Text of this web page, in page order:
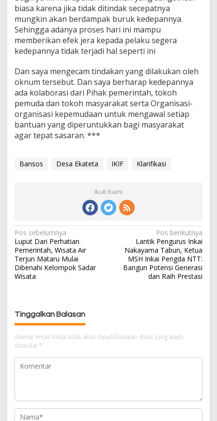
biasa karena jika tidak ditindak secepatnya
mungkin akan berdampak buruk kedepannya.
Sehingga adanya proses hari ini mampu
memberikan efek jera kepada pelaku segera
kedepannya tidak terjadi hal seperti ini
Dan saya mengecam tindakan yang dilakukan oleh
oknum tersebut. Dan saya berharap kedepannya
ada kolaborasi dari Pihak pemerintah, tokoh
pemuda dan tokoh masyarakat serta Organisasi-
organisasi kepemudaan untuk mengawal setiap
bantuan yang diperuntukkan bagi masyarakat
agar tepat sasaran. ***
Bansos Desa Ekateta IKIF Klarifikasi
Ikuti Kami
N
a
v
i
g
p
s
Pos sebelumnya
Luput Dari Perhatian
Pemerintah, Wisata Air
Terjun Mataru Mulai
Dibenahi Kelompok Sadar
Wisata
Pos berikutnya
Lantik Pengurus Inkai
Nakayama Tabun, Ketua
MSH Inkai Pengda NTT:
Bangun Potensi Generasi
dan Raih Prestasi
Tinggalkan Balasan
Alamat email Anda tidak akan dipublikasikan. Ruas yang wajib
ditandai *